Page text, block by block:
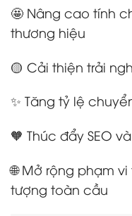
🤩 Nâng cao tính
thương hiệu
🟡 Cải thiện trải
✨ Tăng tỷ lệ
🧡 Thúc đẩy SEO
🌐 Mở rộng phạm
tượng toàn cầu